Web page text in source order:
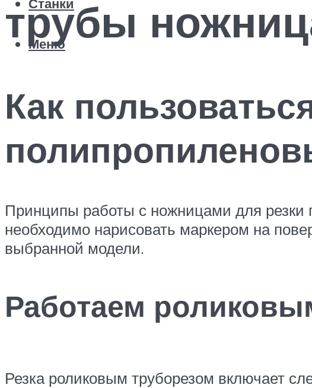
Станки
Меню
трубы
Как
Принципы работы с ножницами для резки
необходимо нарисовать маркером на
выбранной модели.
Работаем
Резка роликовым труборезом включает